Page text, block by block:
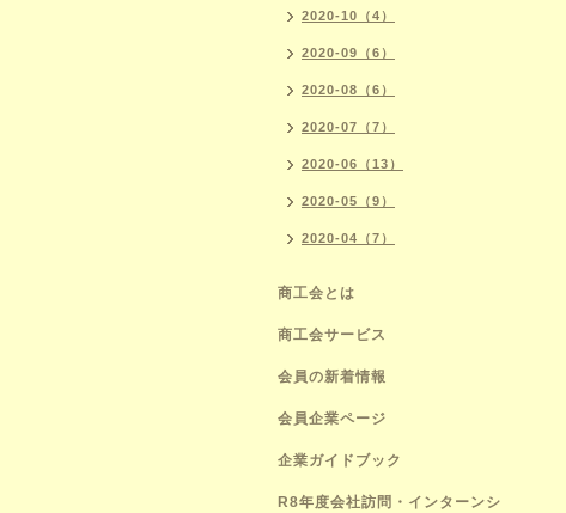
2020-10（4）
2020-09（6）
2020-08（6）
2020-07（7）
2020-06（13）
2020-05（9）
2020-04（7）
商工会とは
商工会サービス
会員の新着情報
会員企業ページ
企業ガイドブック
R8年度会社訪問・インターンシ